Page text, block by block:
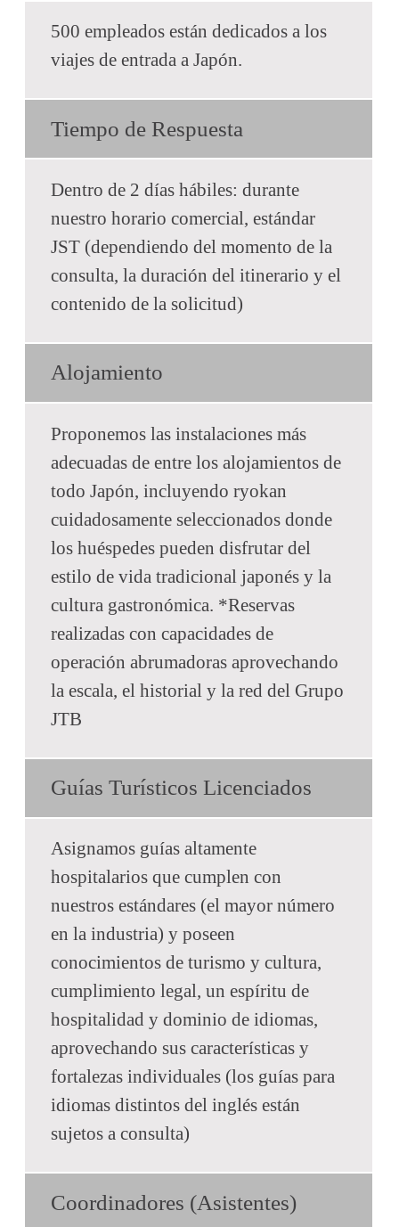
500 empleados están dedicados a los
viajes de entrada a Japón.
Tiempo de Respuesta
Dentro de 2 días hábiles: durante
nuestro horario comercial, estándar
JST (dependiendo del momento de la
consulta, la duración del itinerario y el
contenido de la solicitud)
Alojamiento
Proponemos las instalaciones más
adecuadas de entre los alojamientos de
todo Japón, incluyendo ryokan
cuidadosamente seleccionados donde
los huéspedes pueden disfrutar del
estilo de vida tradicional japonés y la
cultura gastronómica. *Reservas
realizadas con capacidades de
operación abrumadoras aprovechando
la escala, el historial y la red del Grupo
JTB
Guías Turísticos Licenciados
Asignamos guías altamente
hospitalarios que cumplen con
nuestros estándares (el mayor número
en la industria) y poseen
conocimientos de turismo y cultura,
cumplimiento legal, un espíritu de
hospitalidad y dominio de idiomas,
aprovechando sus características y
fortalezas individuales (los guías para
idiomas distintos del inglés están
sujetos a consulta)
Coordinadores (Asistentes)